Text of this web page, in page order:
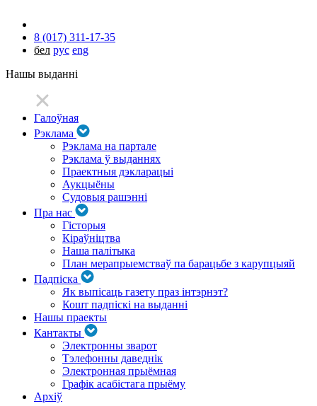
8 (017) 311-17-35
бел рус eng
Нашы выданні
Галоўная
Рэклама
Рэклама на партале
Рэклама ў выданнях
Праектныя дэкларацыі
Аукцыёны
Судовыя рашэнні
Пра нас
Гісторыя
Кіраўніцтва
Наша палітыка
План мерапрыемстваў па барацьбе з карупцыяй
Падпіска
Як выпісаць газету праз інтэрнэт?
Кошт падпіскі на выданні
Нашы праекты
Кантакты
Электронны зварот
Тэлефонны даведнік
Электронная прыёмная
Графік асабістага прыёму
Архіў